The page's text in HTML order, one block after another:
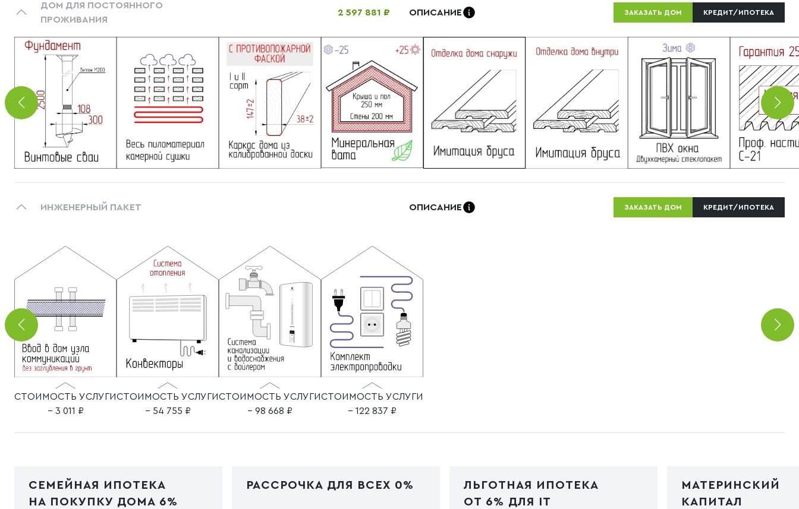
ДОМ ДЛЯ ПОСТОЯННОГО
ПРОЖИВАНИЯ
2 597 881 ₽ ОПИСАНИЕ ЗАКАЗАТЬ ДОМ КРЕДИТ/ИПОТЕКА
ИНЖЕНЕРНЫЙ ПАКЕТ ОПИСАНИЕ ЗАКАЗАТЬ ДОМ КРЕДИТ/ИПОТЕКА
СТОИМОСТЬ УСЛУГИ
– 3 011
СТОИМОСТЬ УСЛУГИ
– 54 755
СТОИМОСТЬ УСЛУГИ
– 98 668
СТОИМОСТЬ УСЛУГИ
– 122 837
СЕМЕЙНАЯ ИПОТЕКА
НА ПОКУПКУ ДОМА 6%
РАССРОЧКА ДЛЯ ВСЕХ 0%
ЛЬГОТНАЯ ИПОТЕКА
ОТ 6% ДЛЯ IT
МАТЕРИНСКИЙ
КАПИТАЛ